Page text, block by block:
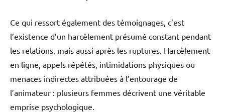
Ce qui ressort également des témoignages, c’est
l’existence d’un harcèlement présumé constant pendant
les relations, mais aussi après les ruptures. Harcèlement
en ligne, appels répétés, intimidations physiques ou
menaces indirectes attribuées à l’entourage de
l’animateur : plusieurs femmes décrivent une véritable
emprise psychologique.